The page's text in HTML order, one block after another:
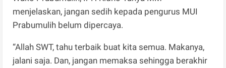
menjelaskan, jangan sedih kepada pengurus MUI
Prabumulih belum dipercaya.
“Allah SWT, tahu terbaik buat kita semua. Makanya,
jalani saja. Dan, jangan memaksa sehingga berakhir